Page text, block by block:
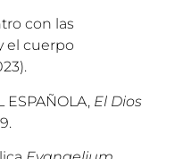
con las
el cuerpo
ESPAÑOLA, El Dios